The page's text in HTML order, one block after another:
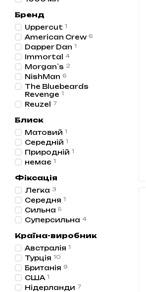
Бренд
Uppercut 1
American Crew 6
Dapper Dan 1
Immortal 4
Morgan`s 2
NishMan 6
The Bluebeards
Revenge 1
Reuzel 7
Блиск
Матовий 1
Середній 1
Природній 1
немає 1
Фіксація
Легка 3
Середня 1
Сильна 5
Суперсильна 4
Країна-виробник
Австралія 1
Турція 10
Британія 9
США 1
Нідерланди 7